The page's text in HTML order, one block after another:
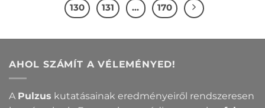
130
131 … 170
AHOL SZÁMÍT A VÉLEMÉNYED!
A Pulzus kutatásainak eredményeiről rendszeresen